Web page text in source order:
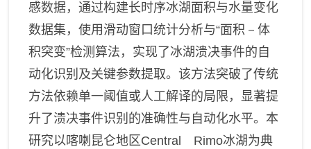
感数据，通过构建长时序冰湖面积与水量变化
数据集，使用滑动窗口统计分析与“面积 －体
积突变”检测算法，实现了冰湖溃决事件的自
动化识别及关键参数提取。该方法突破了传统
方法依赖单一阈值或人工解译的局限，显著提
升了溃决事件识别的准确性与自动化水平。 本
研究以喀喇昆仑地区Central Rimo冰湖为典